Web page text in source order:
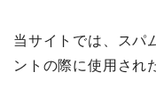
当サイトでは、スパ
ントの際に使用され